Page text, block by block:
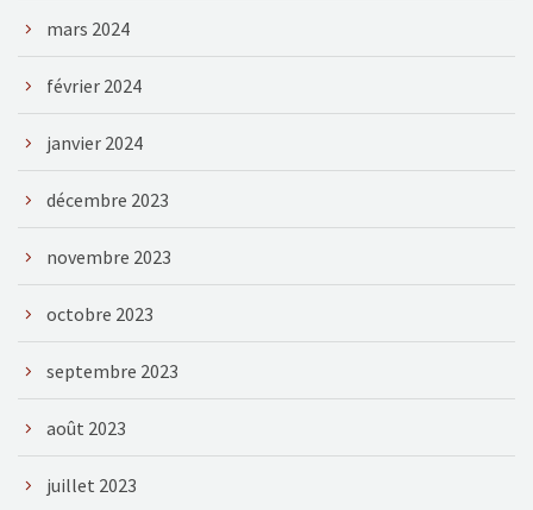
mars 2024
février 2024
janvier 2024
décembre 2023
novembre 2023
octobre 2023
septembre 2023
août 2023
juillet 2023